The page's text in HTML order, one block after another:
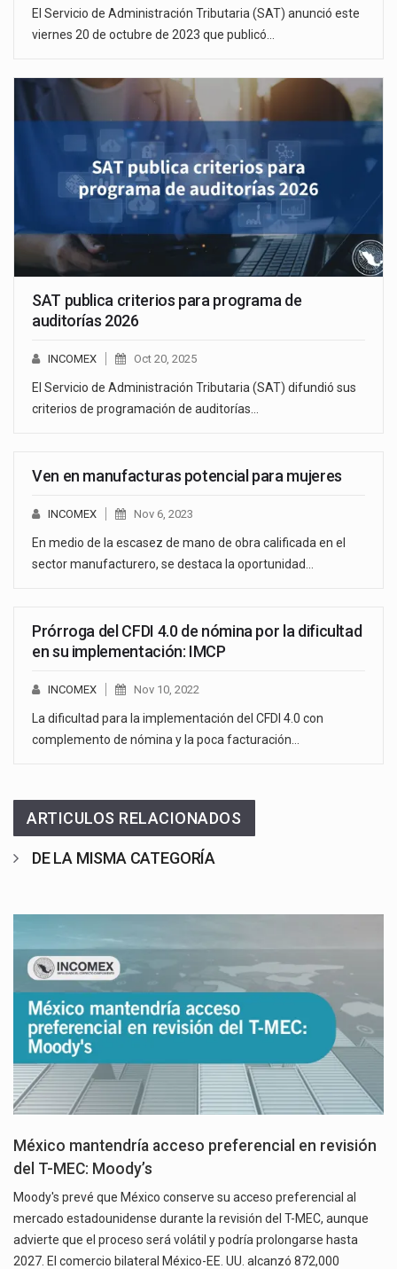
El Servicio de Administración Tributaria (SAT) anunció este
viernes 20 de octubre de 2023 que publicó…
SAT publica criterios para programa de
auditorías 2026
INCOMEX Oct 20, 2025
El Servicio de Administración Tributaria (SAT) difundió sus
criterios de programación de auditorías…
Ven en manufacturas potencial para mujeres
INCOMEX Nov 6, 2023
En medio de la escasez de mano de obra calificada en el
sector manufacturero, se destaca la oportunidad…
Prórroga del CFDI 4.0 de nómina por la dificultad
en su implementación: IMCP
INCOMEX Nov 10, 2022
La dificultad para la implementación del CFDI 4.0 con
complemento de nómina y la poca facturación…
ARTICULOS RELACIONADOS
DE LA MISMA CATEGORÍA
México mantendría acceso preferencial en revisión
del T-MEC: Moody’s
Moody's prevé que México conserve su acceso preferencial al
mercado estadounidense durante la revisión del T-MEC, aunque
advierte que el proceso será volátil y podría prolongarse hasta
2027. El comercio bilateral México-EE. UU. alcanzó 872,000